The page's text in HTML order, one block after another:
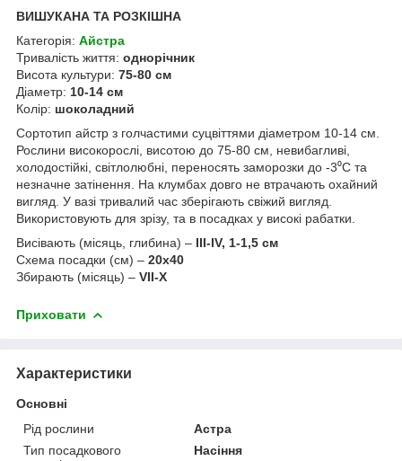
ВИШУКАНА ТА РОЗКІШНА
Категорія: Айстра
Тривалість життя: однорічник
Висота культури: 75-80 см
Діаметр: 10-14 см
Колір: шоколадний
Сортотип айстр з голчастими суцвіттями діаметром 10-14 см.
Рослини високорослі, висотою до 75-80 см, невибагливі,
холодостійкі, світлолюбні, переносять заморозки до -3⁰С та
незначне затінення. На клумбах довго не втрачають охайний
вигляд. У вазі тривалий час зберігають свіжий вигляд.
Використовують для зрізу, та в посадках у високі рабатки.
Висівають (місяць, глибина) – III-IV, 1-1,5 см
Схема посадки (см) – 20х40
Збирають (місяць) – VII-Х
Приховати
Характеристики
Основні
Рід рослини
Астра
Тип посадкового
Насіння